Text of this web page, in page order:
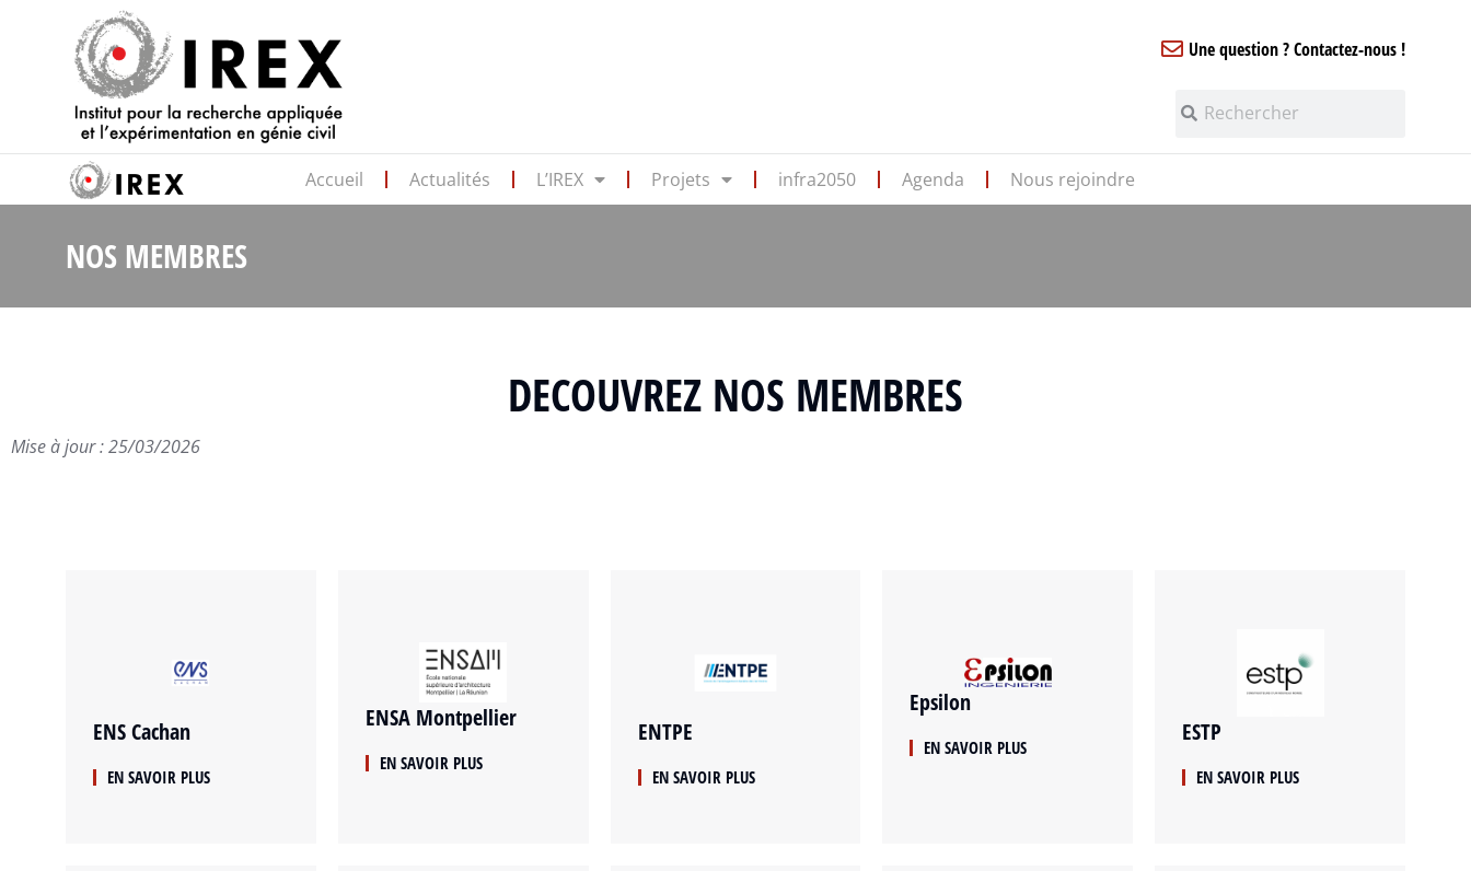
Une question ? Contactez-nous !
Accueil Actualités L’IREX Projets infra2050 Agenda Nous rejoindre
NOS MEMBRES
DECOUVREZ NOS MEMBRES
Mise à jour : 25/03/2026
ENS Cachan
EN SAVOIR PLUS
ENSA Montpellier
EN SAVOIR PLUS
ENTPE
EN SAVOIR PLUS
Epsilon
EN SAVOIR PLUS
ESTP
EN SAVOIR PLUS